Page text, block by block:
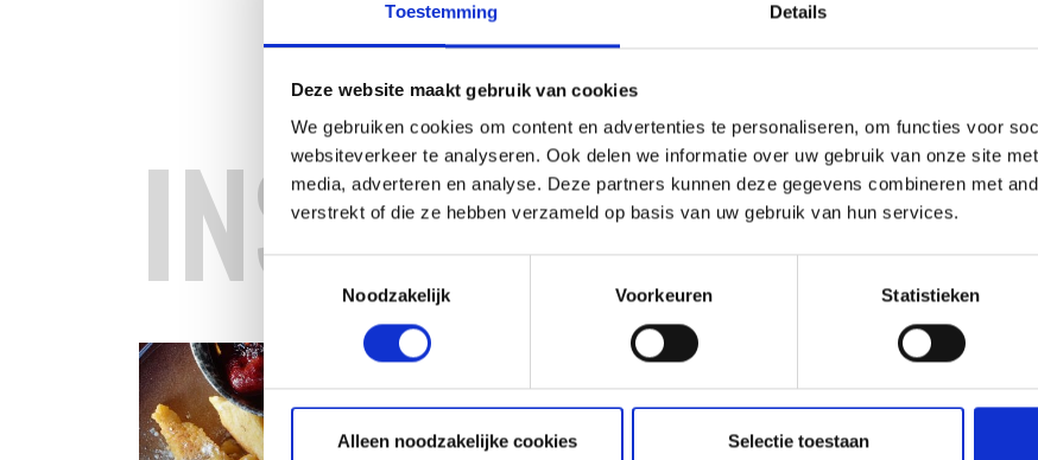
Toestemming Details
Deze website maakt gebruik van cookies
We gebruiken cookies om content en advertenties te personaliseren, om functies voor
websiteverkeer te analyseren. Ook delen we informatie over uw gebruik van onze site
media, adverteren en analyse. Deze partners kunnen deze gegevens combineren met
verstrekt of die ze hebben verzameld op basis van uw gebruik van hun services.
Toestemmingsselectie
Noodzakelijk
Voorkeuren Statistieken
Alleen noodzakelijke cookies Selectie toestaan
INSPIRATIE